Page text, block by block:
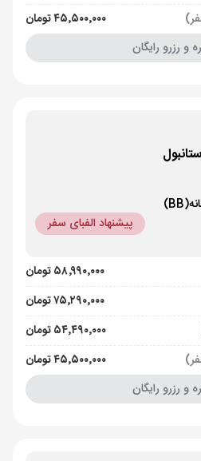
۴۵٬۵۰۰٬۰۰۰ تومان
و رزرو رایگان
(BB)
پیشنهاد الفبای سفر
۵۸٬۹۹۰٬۰۰۰ تومان
۷۵٬۲۹۰٬۰۰۰ تومان
۵۴٬۴۹۰٬۰۰۰ تومان
۴۵٬۵۰۰٬۰۰۰ تومان
و رزرو رایگان